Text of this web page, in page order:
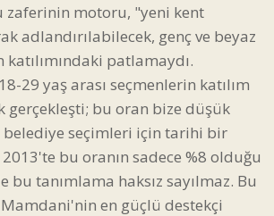
motoru, "yeni kent
adlandırılabilecek, genç ve beyaz
patlamaydı.
29 yaş arası seçmenlerin katılım
gerçekleşti; bu oran bize düşük
belediye seçimleri için tarihi bir
2013'te bu oranın sadece %8 olduğu
tanımlama haksız sayılmaz. Bu
en güçlü destekçi